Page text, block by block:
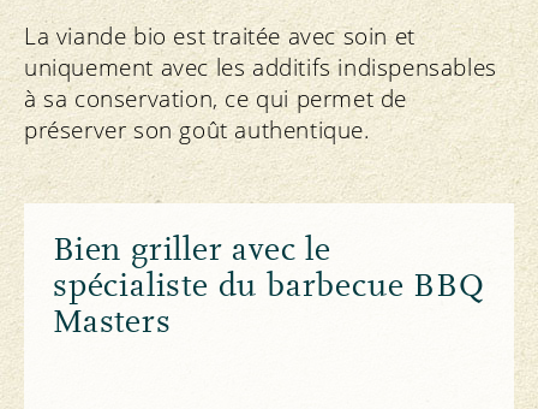
La viande bio est traitée avec soin et
uniquement avec les additifs indispensables
à sa conservation, ce qui permet de
préserver son goût authentique.
Bien griller avec le
spécialiste du barbecue BBQ
Masters